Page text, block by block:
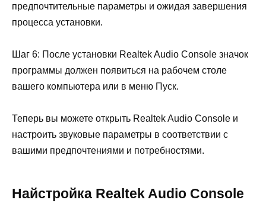
предпочтительные параметры и ожидая завершения
процесса установки.
Шаг 6: После установки Realtek Audio Console значок
программы должен появиться на рабочем столе
вашего компьютера или в меню Пуск.
Теперь вы можете открыть Realtek Audio Console и
настроить звуковые параметры в соответствии с
вашими предпочтениями и потребностями.
Найстройка Realtek Audio Console